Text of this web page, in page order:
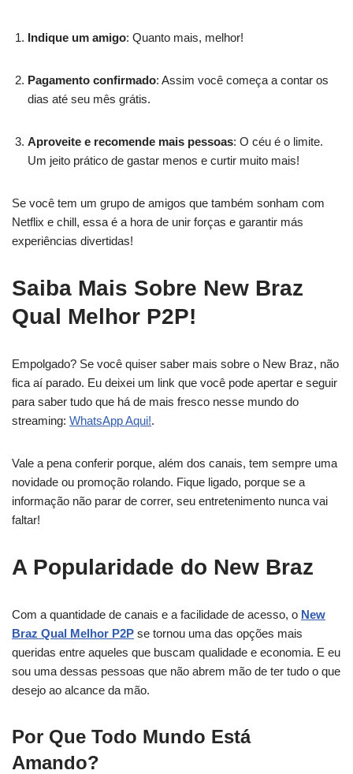
Indique um amigo: Quanto mais, melhor!
Pagamento confirmado: Assim você começa a contar os
dias até seu mês grátis.
Aproveite e recomende mais pessoas: O céu é o limite.
Um jeito prático de gastar menos e curtir muito mais!
Se você tem um grupo de amigos que também sonham com
Netflix e chill, essa é a hora de unir forças e garantir más
experiências divertidas!
Saiba Mais Sobre New Braz
Qual Melhor P2P!
Empolgado? Se você quiser saber mais sobre o New Braz, não
fica aí parado. Eu deixei um link que você pode apertar e seguir
para saber tudo que há de mais fresco nesse mundo do
streaming: WhatsApp Aqui!.
Vale a pena conferir porque, além dos canais, tem sempre uma
novidade ou promoção rolando. Fique ligado, porque se a
informação não parar de correr, seu entretenimento nunca vai
faltar!
A Popularidade do New Braz
Com a quantidade de canais e a facilidade de acesso, o New
Braz Qual Melhor P2P se tornou uma das opções mais
queridas entre aqueles que buscam qualidade e economia. E eu
sou uma dessas pessoas que não abrem mão de ter tudo o que
desejo ao alcance da mão.
Por Que Todo Mundo Está
Amando?